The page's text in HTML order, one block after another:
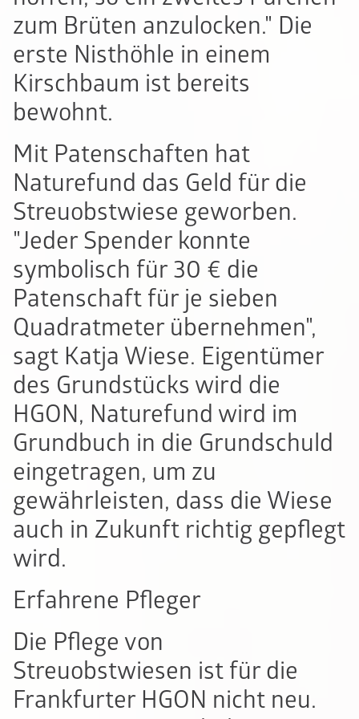
zum Brüten anzulocken." Die
erste Nisthöhle in einem
Kirschbaum ist bereits
bewohnt.
Mit Patenschaften hat
Naturefund das Geld für die
Streuobstwiese geworben.
"Jeder Spender konnte
symbolisch für 30 € die
Patenschaft für je sieben
Quadratmeter übernehmen",
sagt Katja Wiese. Eigentümer
des Grundstücks wird die
HGON, Naturefund wird im
Grundbuch in die Grundschuld
eingetragen, um zu
gewährleisten, dass die Wiese
auch in Zukunft richtig gepflegt
wird.
Erfahrene Pfleger
Die Pflege von
Streuobstwiesen ist für die
Frankfurter HGON nicht neu.